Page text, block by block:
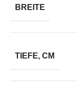
BREITE
TIEFE, CM